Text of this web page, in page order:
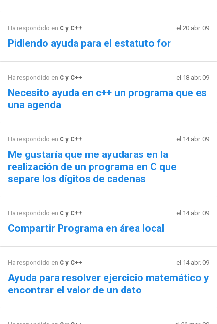
Ha respondido en C y C++ el 20 abr. 09
Pidiendo ayuda para el estatuto for
Ha respondido en C y C++ el 18 abr. 09
Necesito ayuda en c++ un programa que es
una agenda
Ha respondido en C y C++ el 14 abr. 09
Me gustaría que me ayudaras en la
realización de un programa en C que
separe los dígitos de cadenas
Ha respondido en C y C++ el 14 abr. 09
Compartir Programa en área local
Ha respondido en C y C++ el 14 abr. 09
Ayuda para resolver ejercicio matemático y
encontrar el valor de un dato